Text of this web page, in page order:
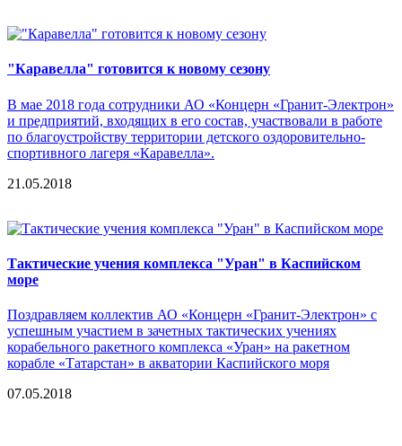
"Каравелла" готовится к новому сезону
В мае 2018 года сотрудники АО «Концерн «Гранит-Электрон»
и предприятий, входящих в его состав, участвовали в работе
по благоустройству территории детского оздоровительно-
спортивного лагеря «Каравелла».
21.05.2018
Тактические учения комплекса "Уран" в Каспийском
море
Поздравляем коллектив АО «Концерн «Гранит-Электрон» с
успешным участием в зачетных тактических учениях
корабельного ракетного комплекса «Уран» на ракетном
корабле «Татарстан» в акватории Каспийского моря
07.05.2018